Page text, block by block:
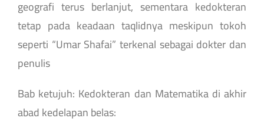
geografi terus berlanjut, sementara kedokteran
tetap pada keadaan taqlidnya meskipun tokoh
seperti “Umar Shafai” terkenal sebagai dokter dan
penulis
Bab ketujuh: Kedokteran dan Matematika di akhir
abad kedelapan belas: